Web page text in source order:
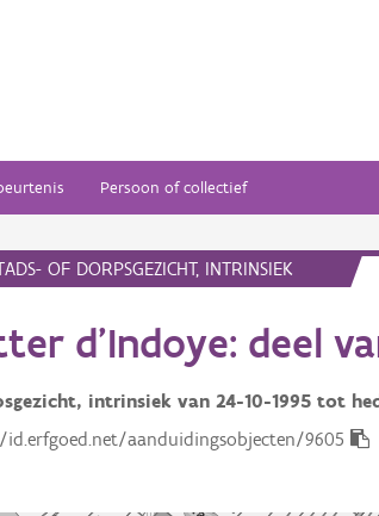
Persoon of collectief
OF DORPSGEZICHT, INTRINSIEK
d'Indoye: deel
intrinsiek van 24-10-1995tot
aanduidingsobjecten/9605